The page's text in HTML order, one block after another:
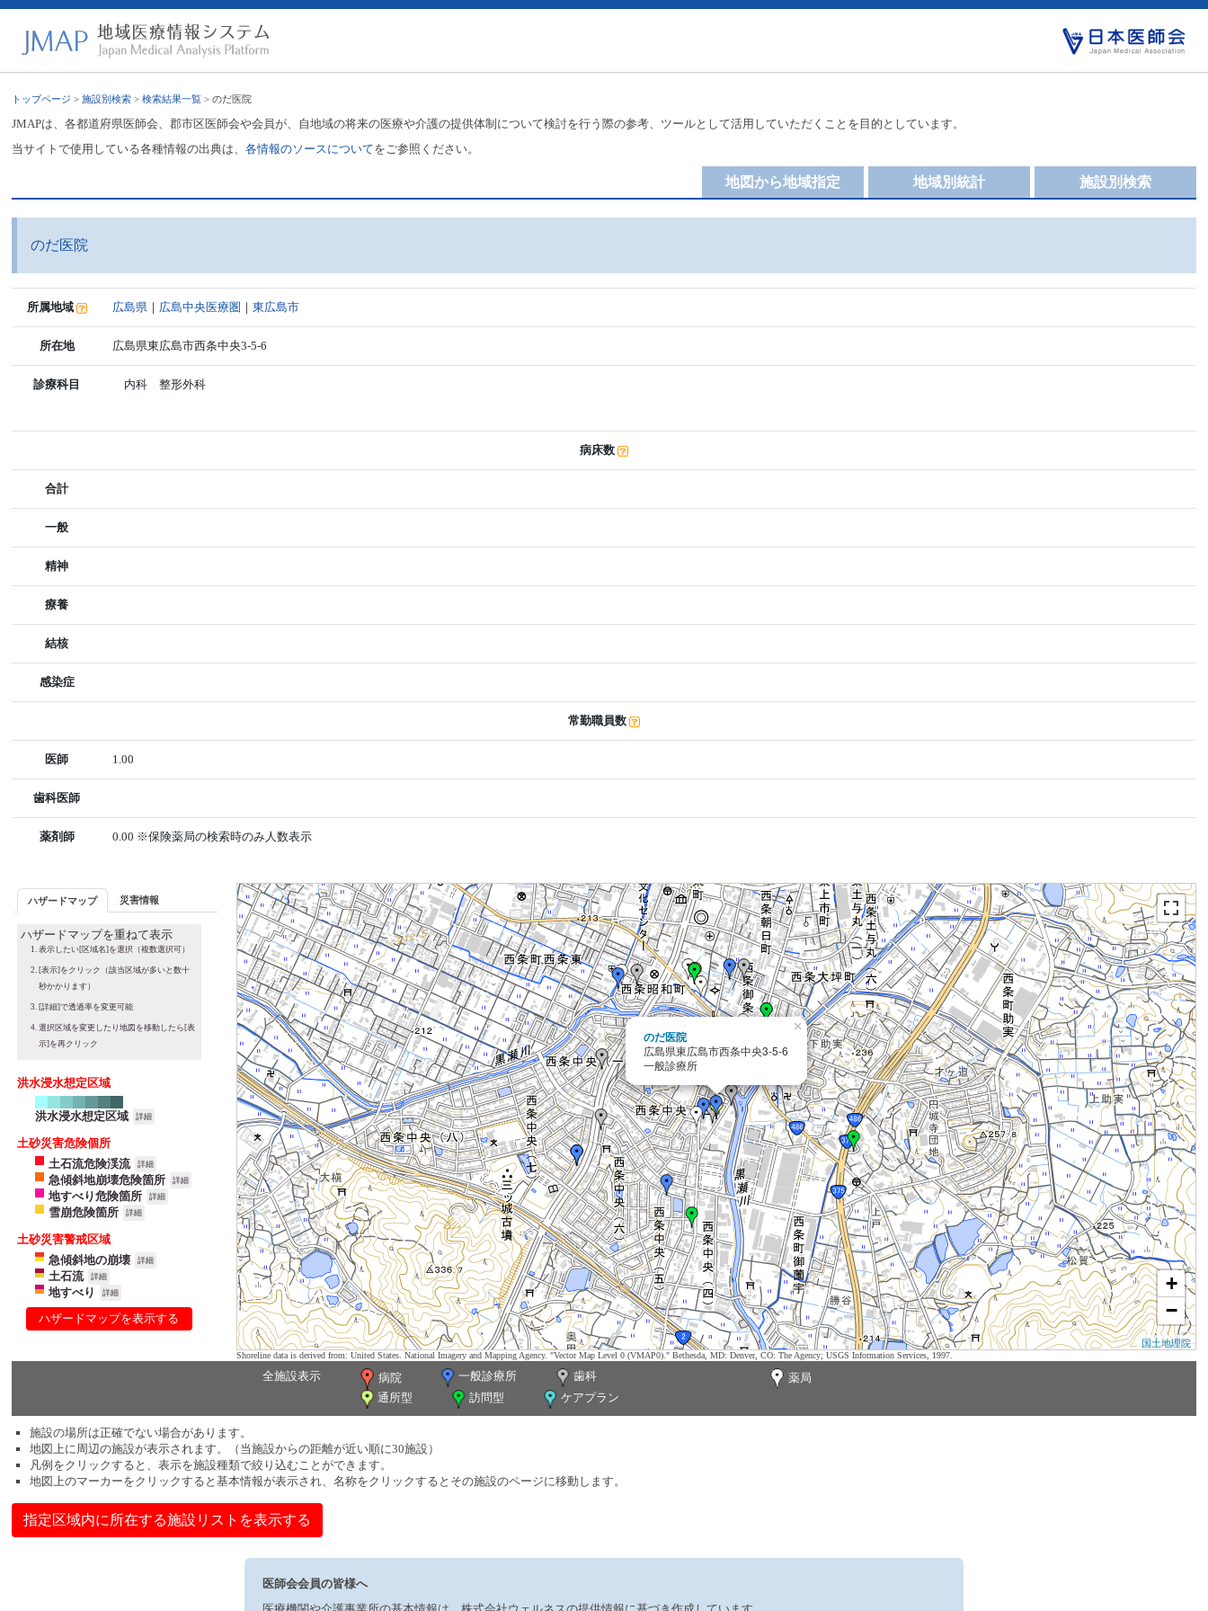
トップページ >施設別検索 >検索結果一覧 > のだ医院
JMAPは、各都道府県医師会、郡市区医師会や会員が、自地域の将来の医療や介護の提供体制について検討を行う際の参考、ツールとして活用していただくことを目的としています。
当サイトで使用している各種情報の出典は、各情報のソースについてをご参照ください。
施設別検索
地域別統計
地図から地域指定
のだ医院
所属地域 広島県 ｜ 広島中央医療圏 ｜東広島市
所在地 広島県東広島市西条中央3-5-6
診療科目 内科 整形外科
病床数
合計
一般
精神
療養
結核
感染症
常勤職員数
医師 1.00
歯科医師
薬剤師 0.00 ※保険薬局の検索時のみ人数表示
ハザードマップ 災害情報
ハザードマップを重ねて表示
表示したい[区域名]を選択（複数選択可）
[表示]をクリック（該当区域が多いと数十
秒かかります）
[詳細]で透過率を変更可能
選択区域を変更したり地図を移動したら[表
示]を再クリック
洪水浸水想定区域
洪水浸水想定区域 詳細
土砂災害危険個所
土石流危険渓流
詳細
急傾斜地崩壊危険箇所 詳細
地すべり危険箇所 詳細
雪崩危険箇所 詳細
土砂災害警戒区域
急傾斜地の崩壊
詳細
土石流 詳細
地すべり 詳細
ハザードマップを表示する
のだ医院
広島県東広島市西条中央3-5-6
一般診療所
×
+
−
国土地理院
Shoreline data is derived from: United States. National Imagery and Mapping Agency. "Vector Map Level 0 (VMAP0)." Bethesda, MD: Denver, CO: The Agency; USGS Information Services, 1997.
全施設表示 病院 一般診療所 歯科
薬局
通所型
訪問型 ケアプラン
施設の場所は正確でない場合があります。
地図上に周辺の施設が表示されます。（当施設からの距離が近い順に30施設）
凡例をクリックすると、表示を施設種類で絞り込むことができます。
地図上のマーカーをクリックすると基本情報が表示され、名称をクリックするとその施設のページに移動します。
指定区域内に所在する施設リストを表示する
医師会会員の皆様へ